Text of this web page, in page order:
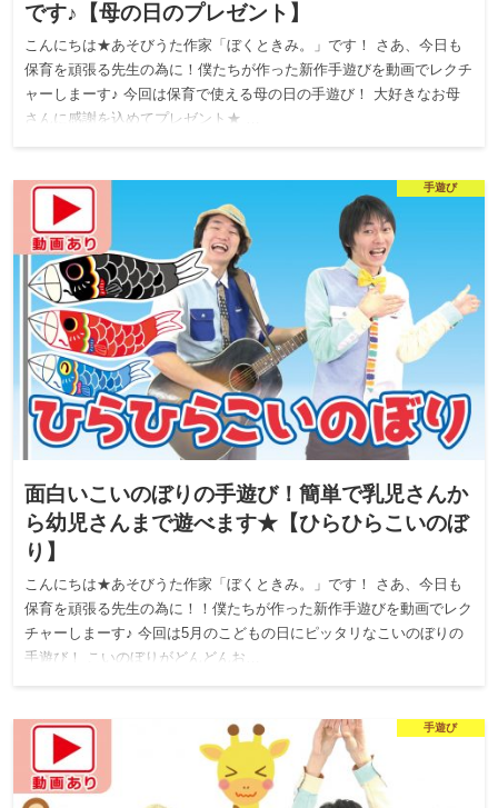
です♪【母の日のプレゼント】
こんにちは★あそびうた作家「ぼくときみ。」です！ さあ、今日も
保育を頑張る先生の為に！僕たちが作った新作手遊びを動画でレクチ
ャーしまーす♪ 今回は保育で使える母の日の手遊び！ 大好きなお母
さんに感謝を込めてプレゼント★ …
手遊び
面白いこいのぼりの手遊び！簡単で乳児さんか
ら幼児さんまで遊べます★【ひらひらこいのぼ
り】
こんにちは★あそびうた作家「ぼくときみ。」です！ さあ、今日も
保育を頑張る先生の為に！！僕たちが作った新作手遊びを動画でレク
チャーしまーす♪ 今回は5月のこどもの日にピッタリなこいのぼりの
手遊び！ こいのぼりがどんどんお…
手遊び